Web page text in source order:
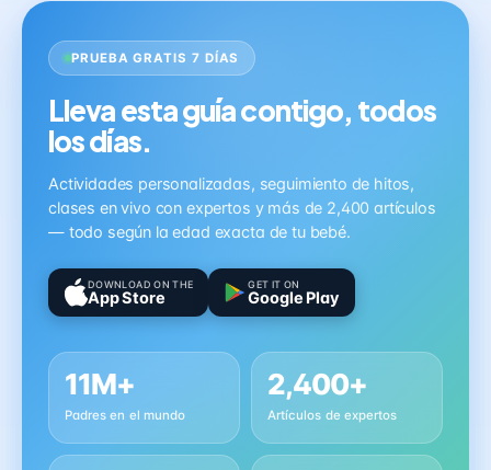
PRUEBA GRATIS 7 DÍAS
Lleva esta guía contigo, todos
los días.
Actividades personalizadas, seguimiento de hitos,
clases en vivo con expertos y más de 2,400 artículos
— todo según la edad exacta de tu bebé.
DOWNLOAD ON THE
App Store
GET IT ON
Google Play
11M+
Padres en el mundo
2,400+
Artículos de expertos